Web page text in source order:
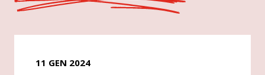
11 GEN 2024